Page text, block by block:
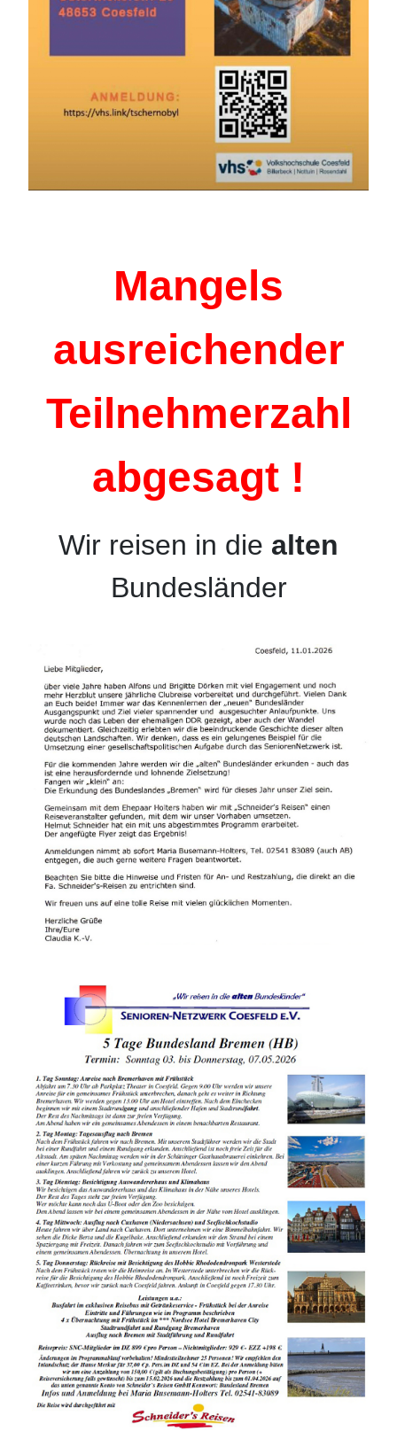
Mangels
ausreichender
Teilnehmerzahl
abgesagt !
Wir reisen in die alten
Bundesländer